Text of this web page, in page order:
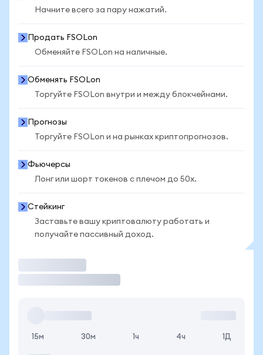
Начните всего за пару нажатий.
Продать FSOLon
Обменяйте FSOLon на наличные.
Обменять FSOLon
Торгуйте FSOLon внутри и между блокчейнами.
Прогнозы
Торгуйте FSOLon и на рынках криптопрогнозов.
Фьючерсы
Лонг или шорт токенов с плечом до 50x.
Стейкинг
Заставьте вашу криптовалюту работать и
получайте пассивный доход.
15м 30м 1ч 4ч 1Д